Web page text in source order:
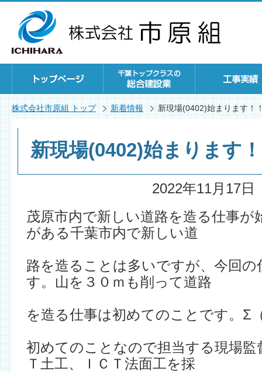
株式会社市原組 トップ 新着情報 新現場(0402)始まります！
新現場(0402)始まります
2022年11月17日
茂原市内で新しい道路を造る仕事が
がある千葉市内で新しい道
路を造ることは多いですが、今回の
す。山を３０ｍも削って道路
を造る仕事は初めてのことです。Σ
初めてのことなので担当する現場監
Ｔ土工、ＩＣＴ法面工を採